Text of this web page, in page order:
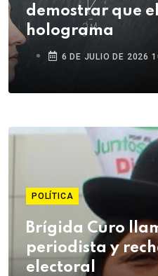
demostrar que
holograma
6 DE JULIO DE 2026
POLÍTICA
Brígida Curo
periodista y
electoral